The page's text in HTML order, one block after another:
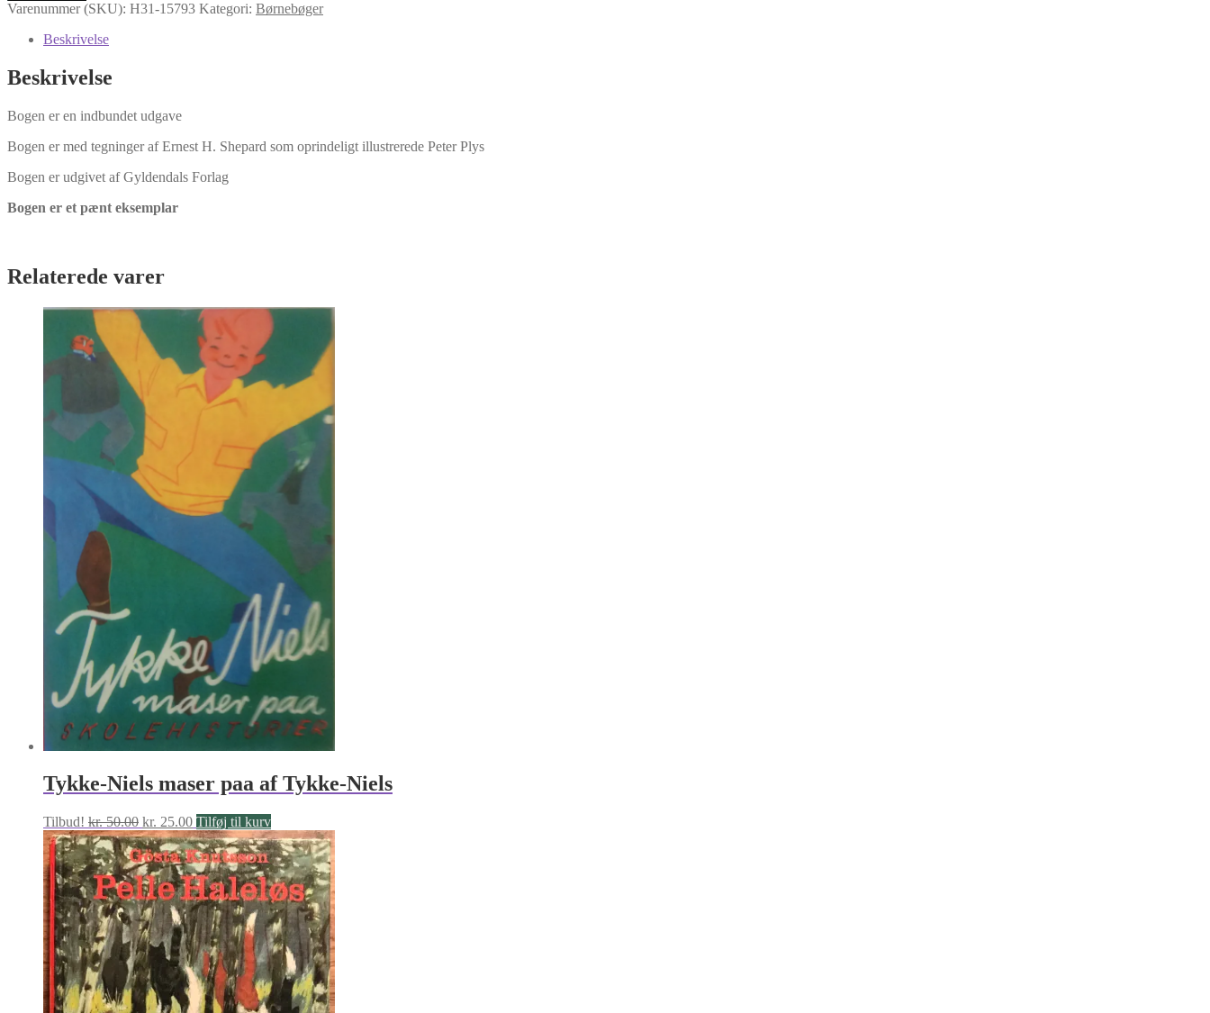
Plys
A.
A.
antal
Varenummer (SKU): H31-15793 Kategori: Børnebøger
Beskrivelse
Beskrivelse
Bogen er en indbundet udgave
Bogen er med tegninger af Ernest H. Shepard som oprindeligt illustrerede Peter Plys
Bogen er udgivet af Gyldendals Forlag
Bogen er et pænt eksemplar
Relaterede varer
Tykke-Niels maser paa af Tykke-Niels
Tilbud! kr.50.00 Den
oprindelige
pris
var:
kr. 50.00.
kr. 25.00Den
aktuelle
pris
er:
kr. 25.00.
Tilføj til kurv